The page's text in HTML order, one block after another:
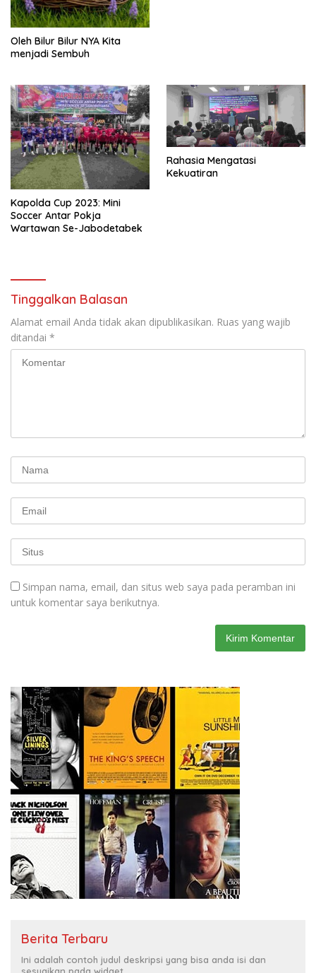
Oleh Bilur Bilur NYA Kita
menjadi Sembuh
Kapolda Cup 2023: Mini
Soccer Antar Pokja
Wartawan Se-Jabodetabek
Rahasia Mengatasi
Kekuatiran
Tinggalkan Balasan
Alamat email Anda tidak akan dipublikasikan. Ruas yang wajib
ditandai *
Simpan nama, email, dan situs web saya pada peramban ini
untuk komentar saya berikutnya.
Berita Terbaru
Ini adalah contoh judul deskripsi yang bisa anda isi dan